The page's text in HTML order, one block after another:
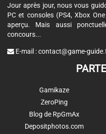
Jour après jour, nous vous
PC et consoles (PS4, Xbox
aperçu. Mais aussi
concours...
E-mail :contact@game-
Gamikaze
ZeroPing
Blog de RpGmAx
Depositphotos.com